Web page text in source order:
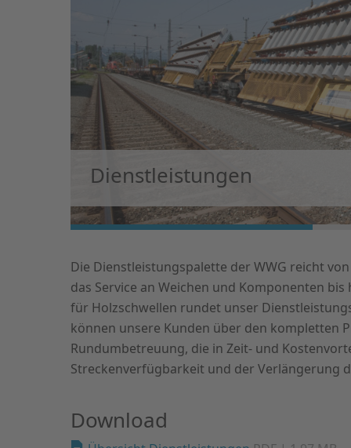
Dienstleistungen
Die Dienstleistungspalette der WWG reicht
das Service an Weichen und Komponenten
für Holzschwellen rundet unser
können unsere Kunden über den kompletten
Rundumbetreuung, die in Zeit- und
Streckenverfügbarkeit und der Verlängerung
Download